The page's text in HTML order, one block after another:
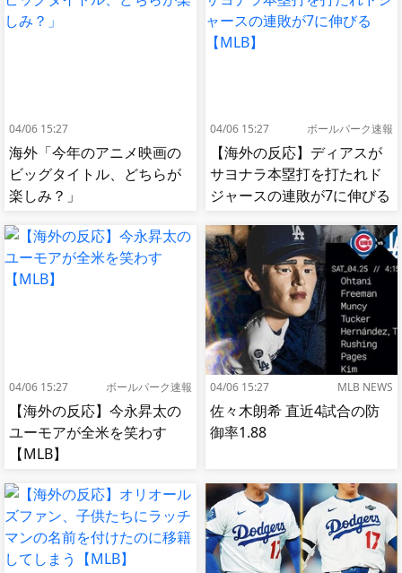
04/06 15:27
海外「今年のアニメ映画の
ビッグタイトル、どちらが
楽しみ？」
04/06 15:27 ボールパーク速報
【海外の反応】ディアスが
サヨナラ本塁打を打たれド
ジャースの連敗が7に伸びる
04/06 15:27 ボールパーク速報
【海外の反応】今永昇太の
ユーモアが全米を笑わす
【MLB】
04/06 15:27 MLB NEWS
佐々木朗希 直近4試合の防
御率1.88